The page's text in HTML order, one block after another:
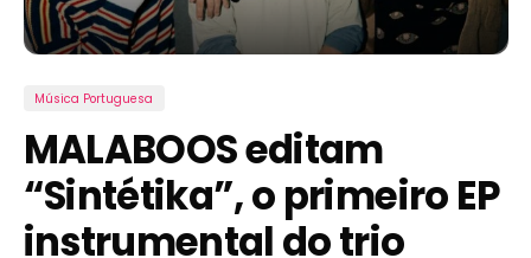
Música Portuguesa
MALABOOS editam
“Sintétika”, o primeiro EP
instrumental do trio